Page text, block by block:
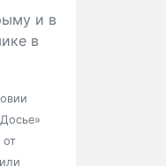
и в
в
от